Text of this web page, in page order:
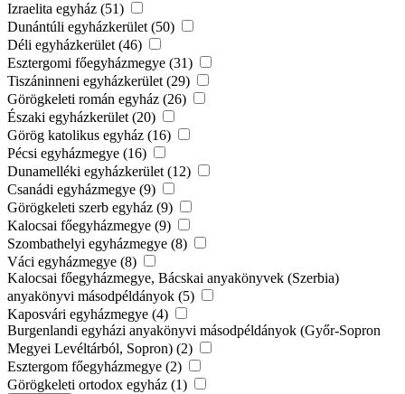
Izraelita egyház (51)
Dunántúli egyházkerület (50)
Déli egyházkerület (46)
Esztergomi főegyházmegye (31)
Tiszáninneni egyházkerület (29)
Görögkeleti román egyház (26)
Északi egyházkerület (20)
Görög katolikus egyház (16)
Pécsi egyházmegye (16)
Dunamelléki egyházkerület (12)
Csanádi egyházmegye (9)
Görögkeleti szerb egyház (9)
Kalocsai főegyházmegye (9)
Szombathelyi egyházmegye (8)
Váci egyházmegye (8)
Kalocsai főegyházmegye, Bácskai anyakönyvek (Szerbia)
anyakönyvi másodpéldányok (5)
Kaposvári egyházmegye (4)
Burgenlandi egyházi anyakönyvi másodpéldányok (Győr-Sopron
Megyei Levéltárból, Sopron) (2)
Esztergom főegyházmegye (2)
Görögkeleti ortodox egyház (1)